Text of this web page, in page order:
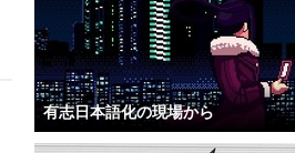
有志日本語化の現場から